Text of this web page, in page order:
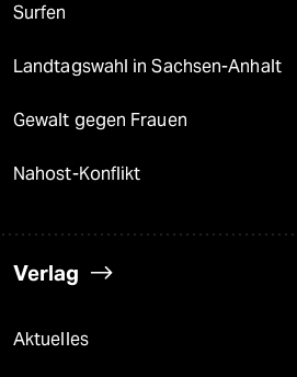
Surfen
Landtagswahl in Sachsen-Anhalt
Gewalt gegen Frauen
Nahost-Konflikt
Verlag
Aktuelles